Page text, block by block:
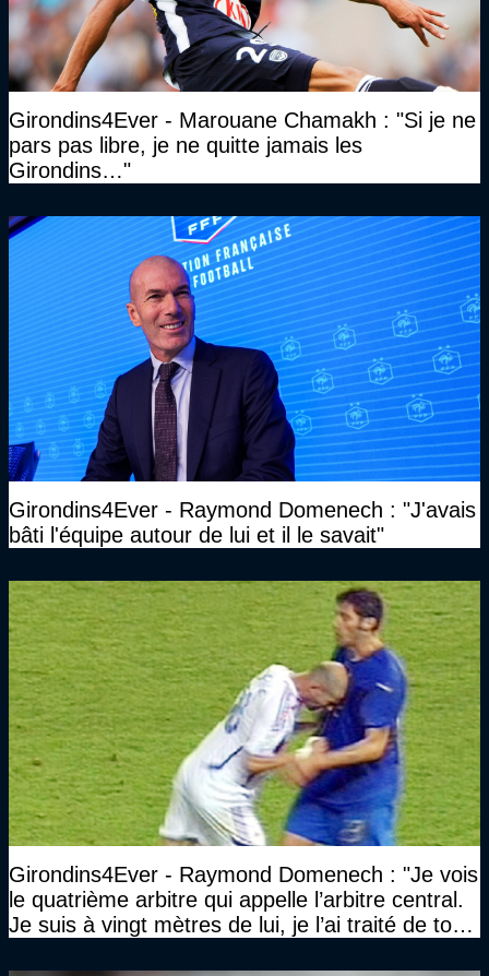
Girondins4Ever - Marouane Chamakh : "Si je ne
pars pas libre, je ne quitte jamais les
Girondins…"
Girondins4Ever - Raymond Domenech : "J'avais
bâti l'équipe autour de lui et il le savait"
Girondins4Ever - Raymond Domenech : "Je vois
le quatrième arbitre qui appelle l’arbitre central.
Je suis à vingt mètres de lui, je l’ai traité de tous